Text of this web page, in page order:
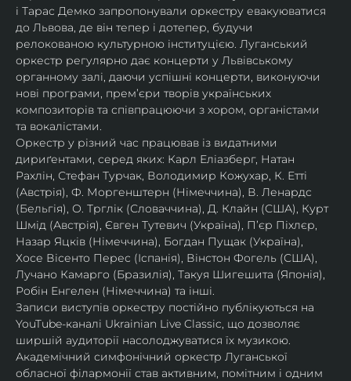
і Тарас Демко запропонували оркестру евакуюватися
до Львова, де він тепер і дотепер, будучи
релокованою культурною інституцією. Луганський
оркестр регулярно дає концерти у Львівському
органному залі, даючи успішні концерти, виконуючи
нові програми, прем’єри творів українських
композиторів та співпрацюючи з хором, органістами
та вокалістами.
Оркестр у різний час працював із видатними
дириґентами, серед яких: Карл Еліазберг, Натан
Рахлін, Стефан Турчак, Володимир Кожухар, К. Етті
(Австрія), Ф. Моргенштерн (Німеччина), В. Ленардс
(Бельгія), О. Трглік (Словаччина), Д. Клайн (США), Курт
Шмід (Австрія), Євген Тутевич (Україна), П’єр Піхлєр,
Назар Яцків (Німеччина), Богдан Пущак (Україна),
Хосе Вісенто Перес (Іспанія), Вінстон Фогель (США),
Лучано Камарго (Бразилія), Такуя Шигешита (Японія),
Робін Енгелен (Німеччина) та інші.
Записи виступів оркестру постійно публікуються на
YouTube-каналі Ukrainian Live Classic, що дозволяє
ширшій аудиторії насолоджуватися їх музикою​.
Академічний симфонічний оркестр Луганської
обласної філармонії став активним, помітним і одним